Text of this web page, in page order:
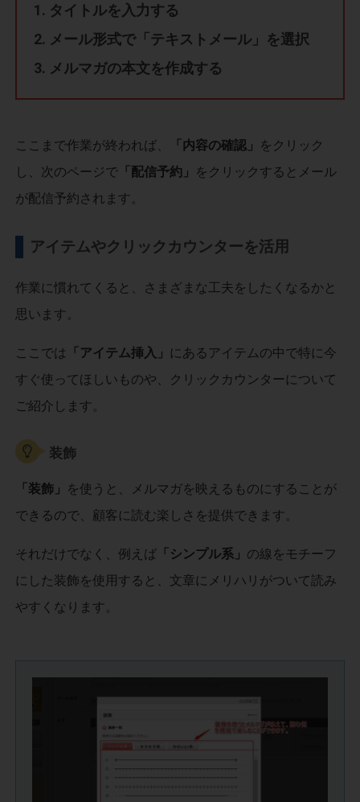
タイトルを入力する
メール形式で「テキストメール」を選択
メルマガの本文を作成する
ここまで作業が終われば、 「内容の確認」 をクリック
し、次のページで 「配信予約」 をクリックするとメール
が配信予約されます。
アイテムやクリックカウンターを活用
作業に慣れてくると、さまざまな工夫をしたくなるかと
思います。
ここでは 「アイテム挿入」 にあるアイテムの中で特に今
すぐ使ってほしいものや、クリックカウンターについて
ご紹介します。
装飾
「装飾」 を使うと、メルマガを映えるものにすることが
できるので、顧客に読む楽しさを提供できます。
それだけでなく、例えば 「シンプル系」 の線をモチーフ
にした装飾を使用すると、文章にメリハリがついて読み
やすくなります。